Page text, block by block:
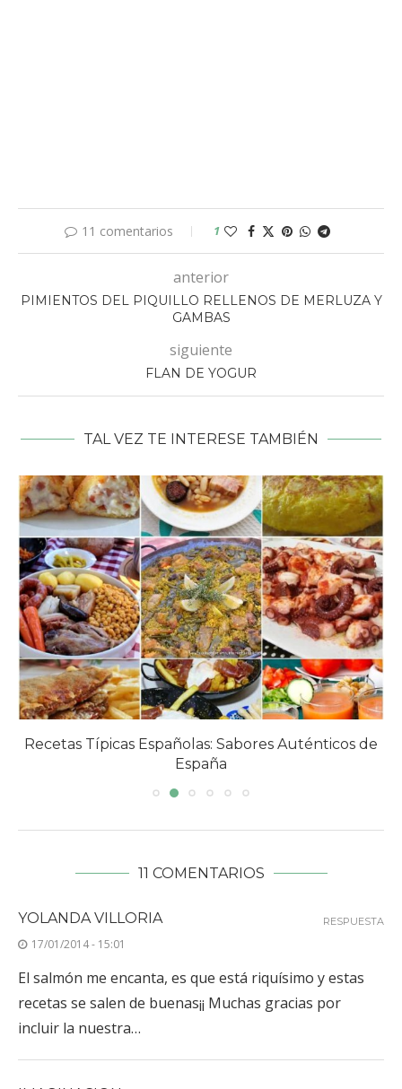
11 comentarios 1
anterior
PIMIENTOS DEL PIQUILLO RELLENOS DE MERLUZA Y
GAMBAS
siguiente
FLAN DE YOGUR
TAL VEZ TE INTERESE TAMBIÉN
Recetas con pechugas de pollo
17/01/2014 - 15:01
recetas se salen de buenas¡¡ Muchas gracias por
incluir la nuestra…